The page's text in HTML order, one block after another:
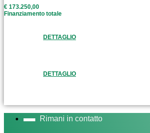
€ 173.250,00
Finanziamento totale
DETTAGLIO
DETTAGLIO
Rimani in contatto